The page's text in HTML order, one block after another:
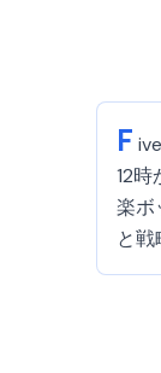
F
12
楽ボ
と